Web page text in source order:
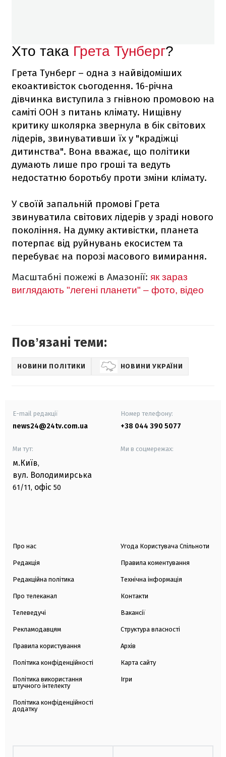
Хто така Грета Тунберг?
Грета Тунберг – одна з найвідоміших
екоактивісток сьогодення. 16-річна
дівчинка виступила з гнівною промовою на
саміті ООН з питань клімату. Нищівну
критику школярка звернула в бік світових
лідерів, звинувативши їх у "крадіжці
дитинства". Вона вважає, що політики
думають лише про гроші та ведуть
недостатню боротьбу проти зміни клімату.
У своїй запальній промові Грета
звинуватила світових лідерів у зраді нового
покоління. На думку активістки, планета
потерпає від руйнувань екосистем та
перебуває на порозі масового вимирання.
Масштабні пожежі в Амазонії: як зараз
виглядають "легені планети" – фото, відео
Повʼязані теми:
НОВИНИ ПОЛІТИКИ НОВИНИ УКРАЇНИ
E-mail редакції
news24@24tv.com.ua
Номер телефону:
+38 044 390 5077
Ми тут:
м.Київ,
вул. Володимирська
61/11, офіс 50
Ми в соцмережах:
Про нас
Редакція
Редакційна політика
Про телеканал
Телеведучі
Рекламодавцям
Правила користування
Політика конфіденційності
Політика використання
штучного інтелекту
Політика конфіденційності
додатку
Угода Користувача Спільноти
Правила коментування
Технічна інформація
Контакти
Вакансії
Структура власності
Архів
Карта сайту
Ігри